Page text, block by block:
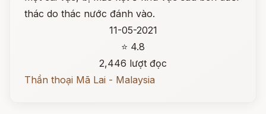
thác do thác nước đánh vào.
11-05-2021
⭐ 4.8
2,446 lượt đọc
Thần thoại Mã Lai - Malaysia